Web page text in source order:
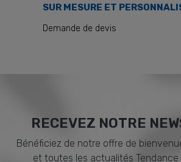
SUR MESURE ET
Demande de devis
RECEVEZ NOTRE
Bénéficiez de notre offre de
et toutes les actualités Tendance